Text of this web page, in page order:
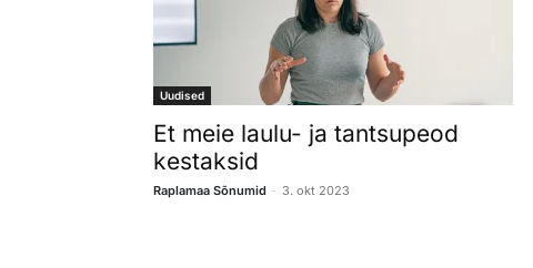
Uudised
Et meie laulu- ja tantsupeod
kestaksid
Raplamaa Sõnumid - 3. okt 2023